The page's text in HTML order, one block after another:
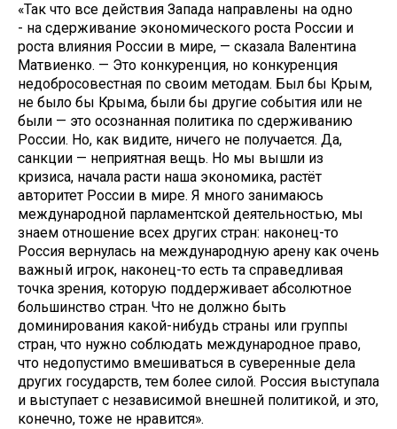
«Так что все действия Запада направлены на одно
- на сдерживание экономического роста России и
роста влияния России в мире, — сказала Валентина
Матвиенко. — Это конкуренция, но конкуренция
недобросовестная по своим методам. Был бы Крым,
не было бы Крыма, были бы другие события или не
были — это осознанная политика по сдерживанию
России. Но, как видите, ничего не получается. Да,
санкции — неприятная вещь. Но мы вышли из
кризиса, начала расти наша экономика, растёт
авторитет России в мире. Я много занимаюсь
международной парламентской деятельностью, мы
знаем отношение всех других стран: наконец-то
Россия вернулась на международную арену как очень
важный игрок, наконец-то есть та справедливая
точка зрения, которую поддерживает абсолютное
большинство стран. Что не должно быть
доминирования какой-нибудь страны или группы
стран, что нужно соблюдать международное право,
что недопустимо вмешиваться в суверенные дела
других государств, тем более силой. Россия выступала
и выступает с независимой внешней политикой, и это,
конечно, тоже не нравится».